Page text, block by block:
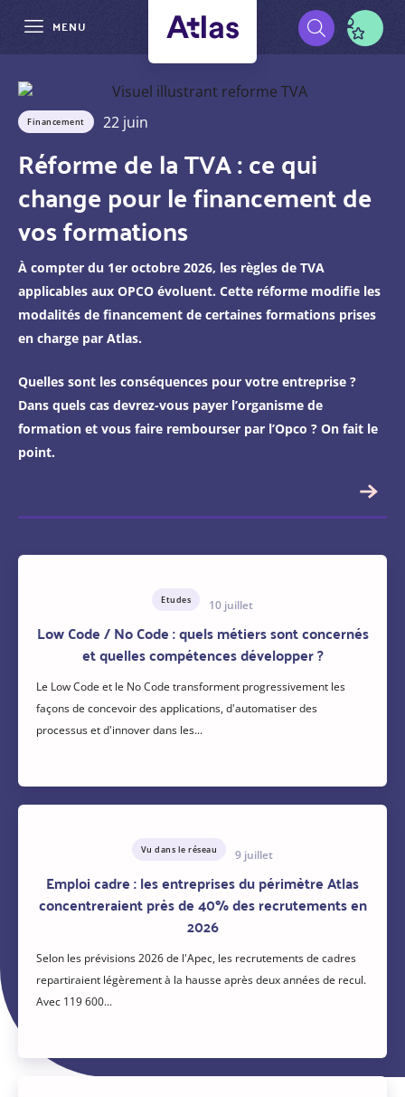
principal
MENU
Pré-
navigation
22 juin
Financement
Réforme de la TVA : ce qui
change pour le financement de
vos formations
À compter du 1er octobre 2026, les règles de TVA
applicables aux OPCO évoluent. Cette réforme modifie les
modalités de financement de certaines formations prises
en charge par Atlas.
Quelles sont les conséquences pour votre entreprise ?
Dans quels cas devrez-vous payer l’organisme de
formation et vous faire rembourser par l’Opco ? On fait le
point.
10 juillet
Etudes
Low Code / No Code : quels métiers sont concernés
et quelles compétences développer ?
Le Low Code et le No Code transforment progressivement les
façons de concevoir des applications, d'automatiser des
processus et d'innover dans les...
9 juillet
Vu dans le réseau
Emploi cadre : les entreprises du périmètre Atlas
concentreraient près de 40% des recrutements en
2026
Selon les prévisions 2026 de l'Apec, les recrutements de cadres
repartiraient légèrement à la hausse après deux années de recul.
Avec 119 600...